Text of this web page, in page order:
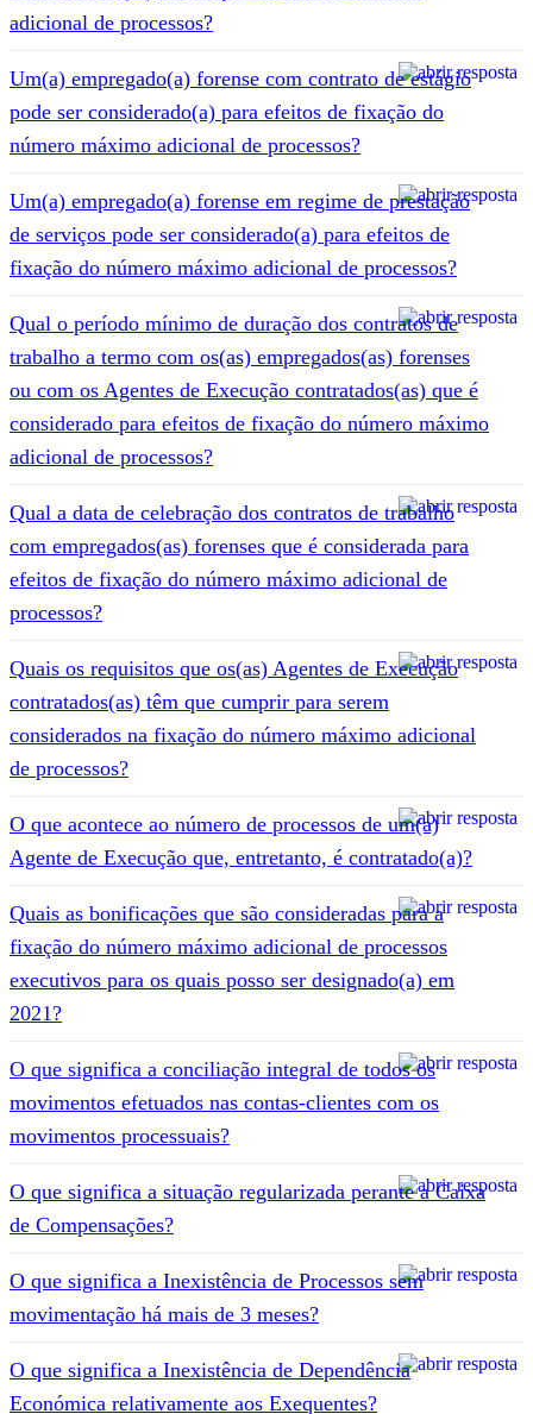
adicional de processos?
Um(a) empregado(a) forense com contrato de estágio
pode ser considerado(a) para efeitos de fixação do
número máximo adicional de processos?
Um(a) empregado(a) forense em regime de prestação
de serviços pode ser considerado(a) para efeitos de
fixação do número máximo adicional de processos?
Qual o período mínimo de duração dos contratos de
trabalho a termo com os(as) empregados(as) forenses
ou com os Agentes de Execução contratados(as) que é
considerado para efeitos de fixação do número máximo
adicional de processos?
Qual a data de celebração dos contratos de trabalho
com empregados(as) forenses que é considerada para
efeitos de fixação do número máximo adicional de
processos?
Quais os requisitos que os(as) Agentes de Execução
contratados(as) têm que cumprir para serem
considerados na fixação do número máximo adicional
de processos?
O que acontece ao número de processos de um(a)
Agente de Execução que, entretanto, é contratado(a)?
Quais as bonificações que são consideradas para a
fixação do número máximo adicional de processos
executivos para os quais posso ser designado(a) em
2021?
O que significa a conciliação integral de todos os
movimentos efetuados nas contas-clientes com os
movimentos processuais?
O que significa a situação regularizada perante a Caixa
de Compensações?
O que significa a Inexistência de Processos sem
movimentação há mais de 3 meses?
O que significa a Inexistência de Dependência
Económica relativamente aos Exequentes?